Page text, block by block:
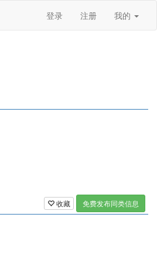
登录 注册 我的
收藏 免费发布同类信息